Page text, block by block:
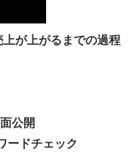
が上がるまでの過程
公開
ードチェック